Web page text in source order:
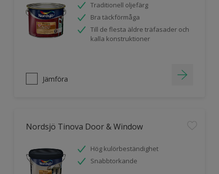
Traditionell oljefärg
Bra täckförmåga
Till de flesta äldre träfasader och
kalla konstruktioner
Jämföra
Nordsjö Tinova Door & Window
Hög kulörbeständighet
Snabbtorkande